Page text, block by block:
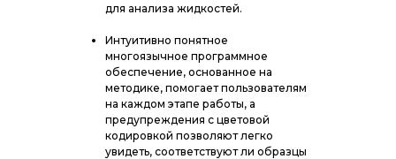
для анализа жидкостей.
Интуитивно понятное
многоязычное программное
обеспечение, основанное на
методике, помогает пользователям
на каждом этапе работы, а
предупреждения с цветовой
кодировкой позволяют легко
увидеть, соответствуют ли образцы